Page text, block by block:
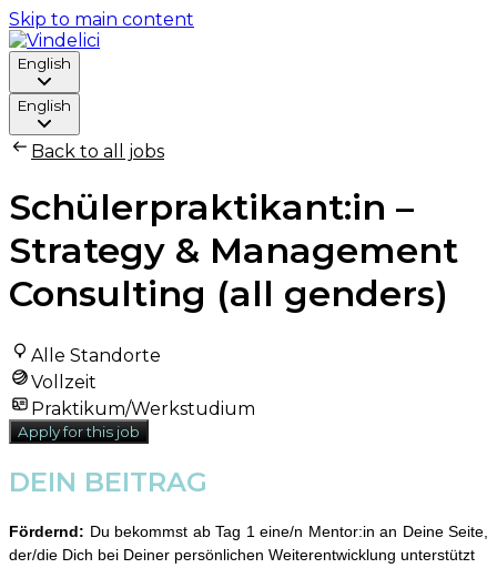
Skip to main content
English
English
Back to all jobs
Schülerpraktikant:in –
Strategy & Management
Consulting (all genders)
Alle Standorte
Vollzeit
Praktikum/Werkstudium
Apply for this job
DEIN BEITRAG
Fördernd: Du bekommst ab Tag 1 eine/n Mentor:in an Deine Seite,
der/die Dich bei Deiner persönlichen Weiterentwicklung unterstützt